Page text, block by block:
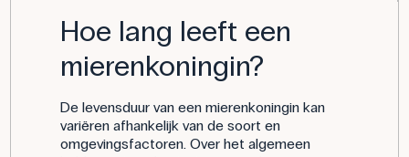
Hoe lang leeft een
mierenkoningin?
De levensduur van een mierenkoningin kan
variëren afhankelijk van de soort en
omgevingsfactoren. Over het algemeen